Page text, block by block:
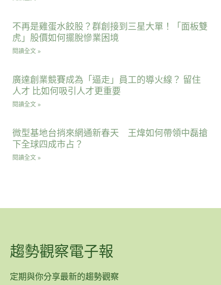
不再是雞蛋水餃股？群創接到三星大單！「面板雙
虎」股價如何擺脫慘業困境
閱讀全文 »
廣達創業競賽成為「逼走」員工的導火線？ 留住
人才 比如何吸引人才更重要
閱讀全文 »
微型基地台捎來網通新春天 王煒如何帶領中磊搶
下全球四成市占？
閱讀全文 »
趨勢觀察電子報
定期與你分享最新的趨勢觀察